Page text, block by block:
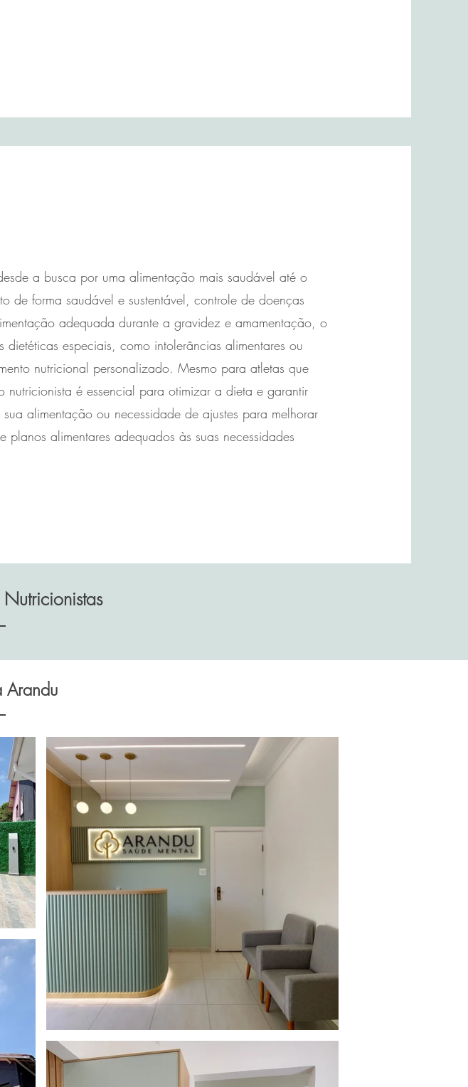
a busca por uma alimentação mais saudável até o
de forma saudável e sustentável, controle de doenças
adequada durante a gravidez e amamentação, o
especiais, como intolerâncias alimentares ou
nutricional personalizado. Mesmo para atletas que
nutricionista é essencial para otimizar a dieta e garantir
alimentação ou necessidade de ajustes para melhorar
alimentares adequados às suas necessidades
Arandu